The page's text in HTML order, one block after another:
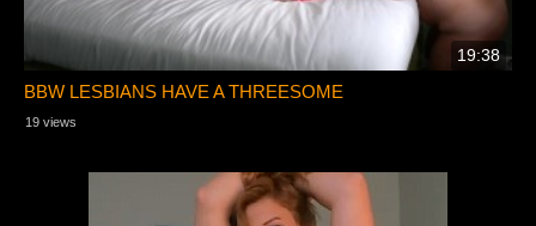
19:38
BBW LESBIANS HAVE A THREESOME
19 views